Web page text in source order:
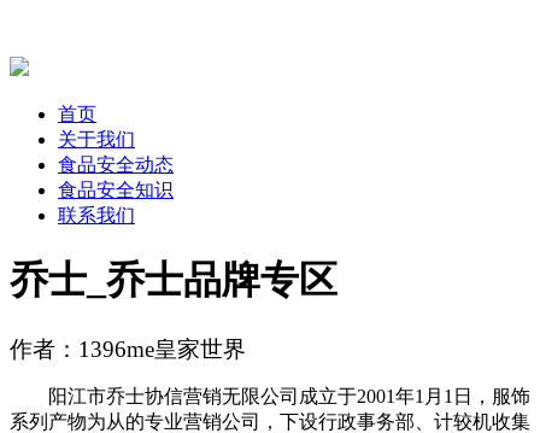
首页
关于我们
食品安全动态
食品安全知识
联系我们
乔士_乔士品牌专区
作者：1396me皇家世界
阳江市乔士协信营销无限公司成立于2001年1月1日，服饰
系列产物为从的专业营销公司，下设行政事务部、计较机收集